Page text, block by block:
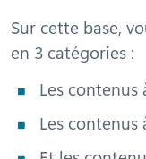
Sur cette base,
en 3 catégories :
Les contenus
Les contenus